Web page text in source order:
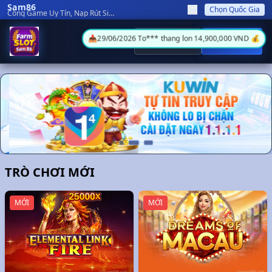
Sam86
Cổng Game Uy Tín, Nạp Rút Siêu Tốc Chọn Quốc Gia
Đăng Nhập Đăng Ký
Các Sự Kiện và Khuyến Mãi Sam86 Club Mới Nhất
TRÒ CHƠI MỚI
MỚI MỚI